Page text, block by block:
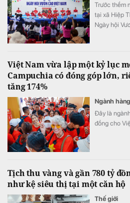
Trước thềm
tại xã Hiệp
Ngày hội
Việt Nam vừa lập một kỷ lục
Campuchia có đóng góp lớn,
tăng 174%
Ngành hàng
Đây là
đồng cho
Tịch thu vàng và gần 780 tỷ
như kệ siêu thị tại một căn hộ
Thế giới